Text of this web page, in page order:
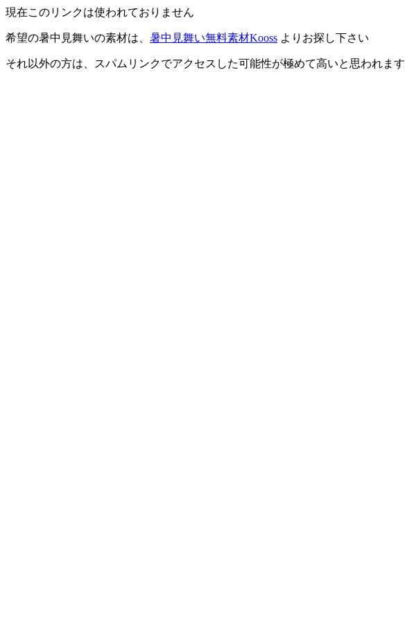
現在このリンクは使われておりません
希望の暑中見舞いの素材は、 暑中見舞い無料素材Kooss よりお探し下さい
それ以外の方は、スパムリンクでアクセスした可能性が極めて高いと思われます